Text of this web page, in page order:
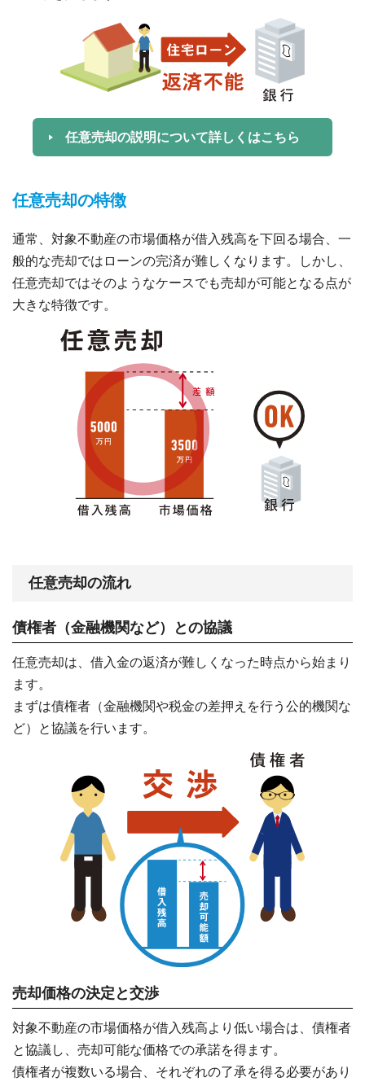
任意売却の説明について詳しくはこちら
任意売却の特徴
通常、対象不動産の市場価格が借入残高を下回る場合、一
般的な売却ではローンの完済が難しくなります。しかし、
任意売却ではそのようなケースでも売却が可能となる点が
大きな特徴です。
任意売却の流れ
債権者（金融機関など）との協議
任意売却は、借入金の返済が難しくなった時点から始まり
ます。
まずは債権者（金融機関や税金の差押えを行う公的機関な
ど）と協議を行います。
売却価格の決定と交渉
対象不動産の市場価格が借入残高より低い場合は、債権者
と協議し、売却可能な価格での承諾を得ます。
債権者が複数いる場合、それぞれの了承を得る必要があり